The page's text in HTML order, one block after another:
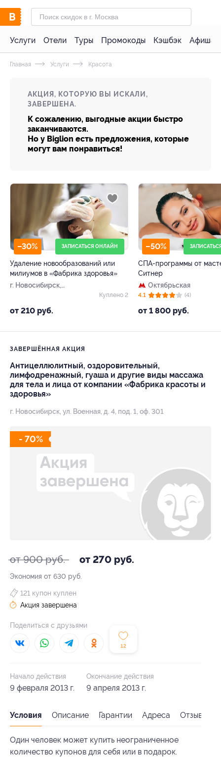
Услуги Отели Туры Промокоды Кэшбэк Афиша
Главная Услуги Красота
АКЦИЯ, КОТОРУЮ ВЫ ИСКАЛИ,
ЗАВЕРШЕНА.
К сожалению, выгодные акции быстро
заканчиваются.
Но у Biglion есть предложения, которые
могут вам понравиться!
–30% ЗАПИСАТЬСЯ ОНЛАЙН
Удаление новообразований или
милиумов в «Фабрика здоровья»
г. Новосибирск,
от 210 руб.
Куплено 2
–50%
СПА-программы от
Ситнер
Октябрьская
от 1 800 руб.
4.1 (4)
ЗАВЕРШЁННАЯ АКЦИЯ
Антицеллюлитный, оздоровительный,
лимфодренажный, гуаша и другие виды массажа
для тела и лица от компании «Фабрика красоты и
здоровья»
г. Новосибирск, ул. Военная, д. 4, под. 1, оф. 301
- 70%
от 900 руб. от 270 руб.
Экономия от 630 руб.
12
121 купон куплен
Акция завершена
Поделиться с друзьями
Начало действия
9 февраля 2013 г.
Окончание действия
9 апреля 2013 г.
Условия Описание Гарантии Адреса Отзывы
Один человек может купить неограниченное
количество купонов для себя или в подарок.